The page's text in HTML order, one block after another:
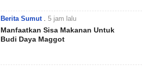
Berita Sumut 5 jam lalu
Manfaatkan Sisa Makanan Untuk
Budi Daya Maggot